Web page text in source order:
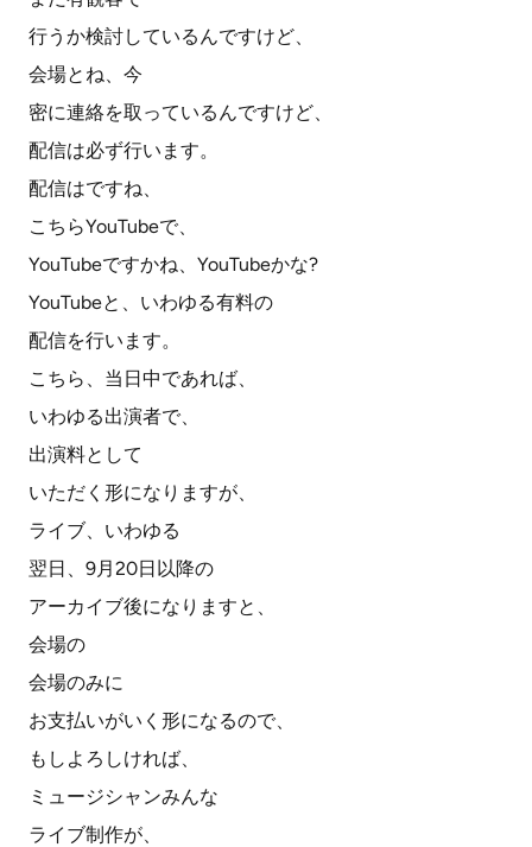
行うか検討しているんですけど、
会場とね、今
密に連絡を取っているんですけど、
配信は必ず行います。
配信はですね、
こちらYouTubeで、
YouTubeですかね、YouTubeかな?
YouTubeと、いわゆる有料の
配信を行います。
こちら、当日中であれば、
いわゆる出演者で、
出演料として
いただく形になりますが、
ライブ、いわゆる
翌日、9月20日以降の
アーカイブ後になりますと、
会場の
会場のみに
お支払いがいく形になるので、
もしよろしければ、
ミュージシャンみんな
ライブ制作が、